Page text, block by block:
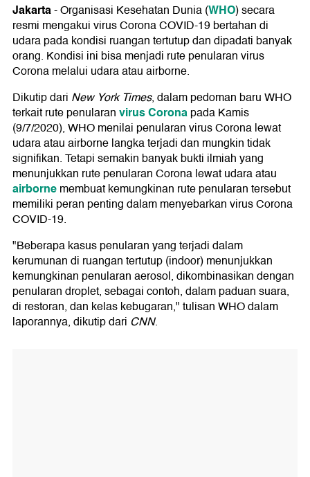
Jakarta-Organisasi Kesehatan Dunia (WHO) secara
resmi mengakui virus Corona COVID-19 bertahan di
udara pada kondisi ruangan tertutup dan dipadati banyak
orang. Kondisi ini bisa menjadi rute penularan virus
Corona melalui udara atau airborne.
Dikutip dari New York Times, dalam pedoman baru WHO
terkait rute penularanvirus Coronapada Kamis
(9/7/2020), WHO menilai penularan virus Corona lewat
udara atau airborne langka terjadi dan mungkin tidak
signifikan. Tetapi semakin banyak bukti ilmiah yang
menunjukkan rute penularan Corona lewat udara atau
airbornemembuat kemungkinan rute penularan tersebut
memiliki peran penting dalam menyebarkan virus Corona
COVID-19.
"Beberapa kasus penularan yang terjadi dalam
kerumunan di ruangan tertutup (indoor) menunjukkan
kemungkinan penularan aerosol, dikombinasikan dengan
penularan droplet, sebagai contoh, dalam paduan suara,
di restoran, dan kelas kebugaran," tulisan WHO dalam
laporannya, dikutip dari CNN.